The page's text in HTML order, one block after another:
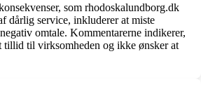
som rhodoskalundborg.dk
dårlig service, inkluderer at miste
omtale. Kommentarerne indikerer,
tillid til virksomheden og ikke ønsker at